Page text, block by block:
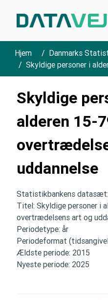
Hjem
Danmarks
Skyldige personer i
Skyldige
alderen 15-
uddannelse
Statistikbankens datasæt:
Titel: Skyldige personer i
overtrædelsens art og
Periodetype: år
Periodeformat
Ældste periode: 2015
Nyeste periode: 2025